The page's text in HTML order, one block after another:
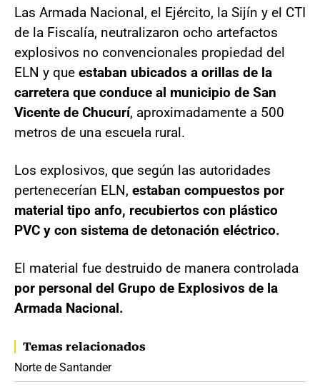
Las Armada Nacional, el Ejército, la Sijín y el CTI
de la Fiscalía, neutralizaron ocho artefactos
explosivos no convencionales propiedad del
ELN y que estaban ubicados a orillas de la
carretera que conduce al municipio de San
Vicente de Chucurí, aproximadamente a 500
metros de una escuela rural.
Los explosivos, que según las autoridades
pertenecerían ELN, estaban compuestos por
material tipo anfo, recubiertos con plástico
PVC y con sistema de detonación eléctrico.
El material fue destruido de manera controlada
por personal del Grupo de Explosivos de la
Armada Nacional.
Temas relacionados
Norte de Santander